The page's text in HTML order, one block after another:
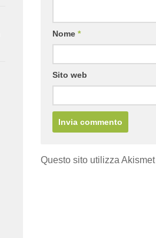
Nome *
Sito web
Questo sito utilizza